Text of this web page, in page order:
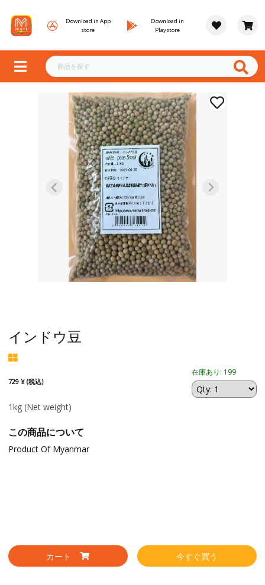
Download in App
store
Download in
Playstore
インドウ豆
729 ¥ (税込)
在庫あり: 199
1kg (Net weight)
この商品について
Product Of Myanmar
カート 今すぐ買う